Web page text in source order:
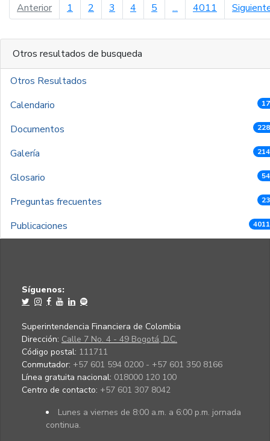
Anteriorpágina anterior
1 2 3 4 5 ... 4011
Otros resultados de busqueda
Otros Resultados
Calendario
Documentos
Galería
Glosario
Preguntas frecuentes
Publicaciones
Síguenos:
Superintendencia Financiera de Colombia
Dirección: Calle 7 No. 4 - 49 Bogotá, D.C.
Código postal: 111711
Conmutador: +57 601 594 0200 - +57 601 350 8166
Línea gratuita nacional: 018000 120 100
Centro de contacto: +57 601 307 8042
Lunes a viernes de 8:00 a.m. a 6:00 p.m. jornada
continua.